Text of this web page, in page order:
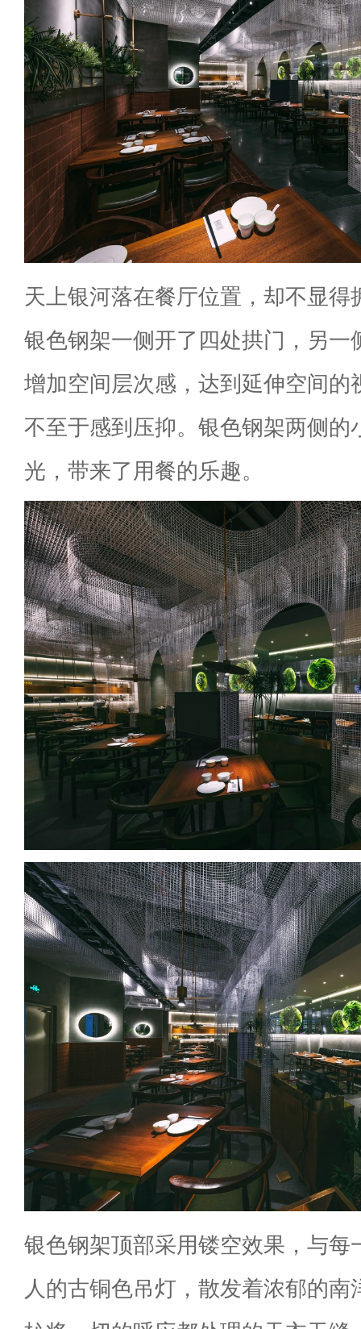
天上银河落在餐厅位置，却不显得
银色钢架一侧开了四处拱门，另一
增加空间层次感，达到延伸空间的
不至于感到压抑。银色钢架两侧的
光，带来了用餐的乐趣。
银色钢架顶部采用镂空效果，与每
人的古铜色吊灯，散发着浓郁的